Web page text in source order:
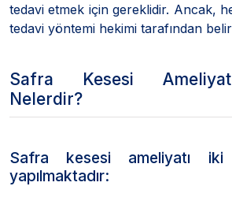
tedavi etmek için gereklidir. Ancak,
tedavi yöntemi hekimi tarafından
Safra Kesesi
Nelerdir?
Safra kesesi ameliyatı iki
yapılmaktadır: